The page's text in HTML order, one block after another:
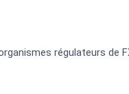
régulateurs de